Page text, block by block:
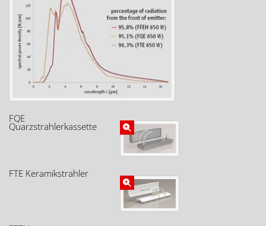
FQE
Quarzstrahlerkassette
FTE Keramikstrahler